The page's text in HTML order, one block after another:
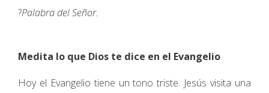
?Palabra del Señor.
Medita lo que Dios te dice en el Evangelio
Hoy el Evangelio tiene un tono triste. Jesús visita una